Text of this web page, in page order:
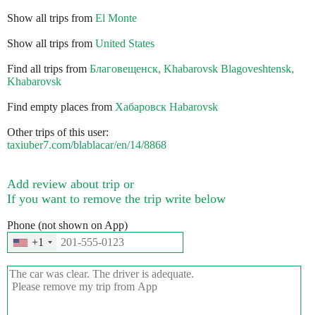
Show all trips from El Monte
Show all trips from United States
Find all trips from Благовещенск, Khabarovsk Blagoveshtensk,
Khabarovsk
Find empty places from Хабаровск Habarovsk
Other trips of this user:
taxiuber7.com/blablacar/en/14/8868
Add review about trip or
If you want to remove the trip write below
Phone (not shown on App)
+1